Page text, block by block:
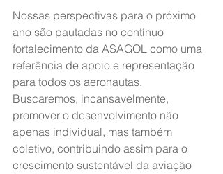
Nossas perspectivas para o próximo
ano são pautadas no contínuo
fortalecimento da ASAGOL como uma
referência de apoio e representação
para todos os aeronautas.
Buscaremos, incansavelmente,
promover o desenvolvimento não
apenas individual, mas também
coletivo, contribuindo assim para o
crescimento sustentável da aviação